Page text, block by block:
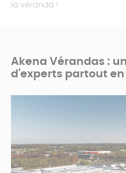
la véranda !
Akena Vérandas :
d'experts partout en